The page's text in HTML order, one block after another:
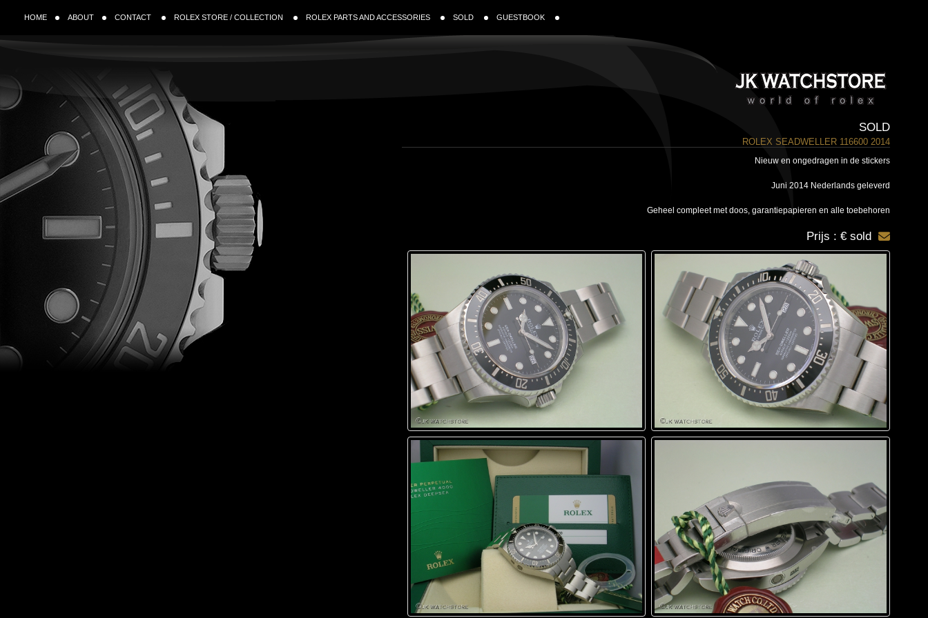
HOME ABOUT CONTACT ROLEX STORE / COLLECTION ROLEX PARTS AND ACCESSORIES SOLD GUESTBOOK
SOLD
ROLEX SEADWELLER 116600 2014
Nieuw en ongedragen in de stickers
Juni 2014 Nederlands geleverd
Geheel compleet met doos, garantiepapieren en alle toebehoren
Prijs : € sold